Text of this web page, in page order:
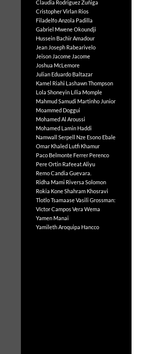
Claudia Rodriguez Zuñiga
Cristopher Virlan Rios
Filadelfo Anzola Padilla
Gabriel Mwene Okoundji
Hussein Bachir Amadour
Jean Joseph Rabearivelo
Jeison Jacome Jacome
Joshua McLemore
Julian Eduardo Baltazar
Kamel Riahi Lashawn Thompson
Lola Shoneyin Lília Momple
Mahmud Samudi Martinho Junior
Moammed Doggui
Mohamed Al Aroussi
Mohamed Lamin Haddi
Namwall Serpell Nze Esono Ebale
Omar Khaled Lutfi Khamur
Paco Belmonte Ferrer Perenco
Pere Ortin Rafeeat Aliyu
Remo Candia Guevara.
Ridha Mami Riversa Solomon
Rokia KoneShahram Khosravi
Tlotlo TsamaaseVasili Grossman:
Víctor Campos Vera Wema
Yamen Manai
Yamileth Aroquipa Hancco